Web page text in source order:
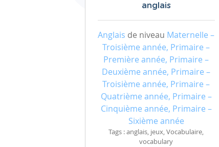
anglais
Anglais de niveau Maternelle –
Troisième année, Primaire –
Première année, Primaire –
Deuxième année, Primaire –
Troisième année, Primaire –
Quatrième année, Primaire –
Cinquième année, Primaire –
Sixième année
Tags : anglais, jeux, Vocabulaire,
vocabulary